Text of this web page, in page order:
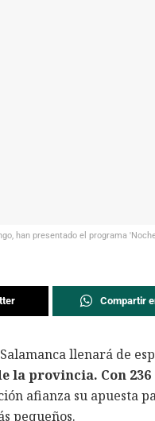
han presentado el programa
Compartir
llenará de
la provincia. Con
afianza su apuesta
pequeños.